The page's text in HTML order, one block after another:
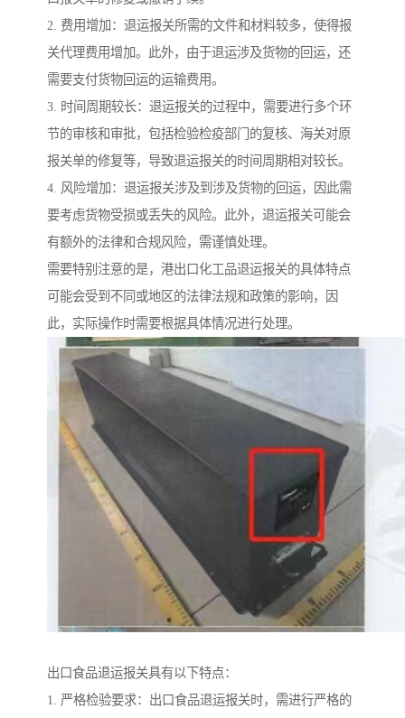
2. 费用增加：退运报关所需的文件和材料较多，使得报
关代理费用增加。此外，由于退运涉及货物的回运，还
需要支付货物回运的运输费用。
3. 时间周期较长：退运报关的过程中，需要进行多个环
节的审核和审批，包括检验检疫部门的复核、海关对原
报关单的修复等，导致退运报关的时间周期相对较长。
4. 风险增加：退运报关涉及到涉及货物的回运，因此需
要考虑货物受损或丢失的风险。此外，退运报关可能会
有额外的法律和合规风险，需谨慎处理。
需要特别注意的是，港出口化工品退运报关的具体特点
可能会受到不同或地区的法律法规和政策的影响，因
此，实际操作时需要根据具体情况进行处理。
出口食品退运报关具有以下特点：
1. 严格检验要求：出口食品退运报关时，需进行严格的